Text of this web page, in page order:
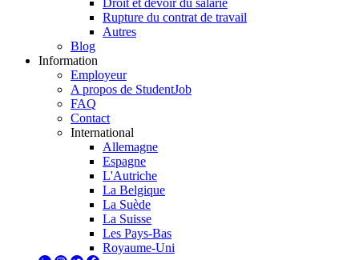
Droit et devoir du salarié
Rupture du contrat de travail
Autres
Blog
Information
Employeur
A propos de StudentJob
FAQ
Contact
International
Allemagne
Espagne
L'Autriche
La Belgique
La Suède
La Suisse
Les Pays-Bas
Royaume-Uni